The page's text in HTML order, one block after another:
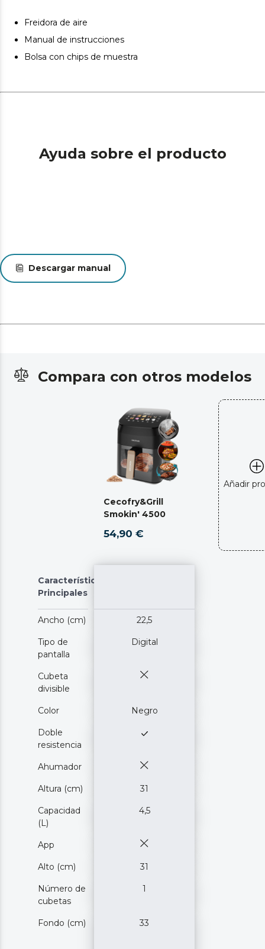
de aceite de forma rápida y sin renunciar al sabor.
Cocina a la parrilla. Grillin Style: marca tus carnes con su
corte de carne.
ºC para poder cocinar cada ingrediente con la
Freidora de aire
Manual de instrucciones
Bolsa con chips de muestra
Ayuda sobre el producto
Descargar manual
Compara con otros modelos
Cecofry&Grill
Smokin' 4500
54,90 €
Añadir
Características
Principales
Ancho (cm) 22,5
Tipo de
pantalla
Digital
Cubeta
divisible
Color Negro
Doble
resistencia
Ahumador
Altura (cm) 31
Capacidad
(L)
4,5
App
Alto (cm) 31
Número de
cubetas
1
Fondo (cm) 33